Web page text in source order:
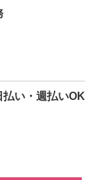
い・週払いOK